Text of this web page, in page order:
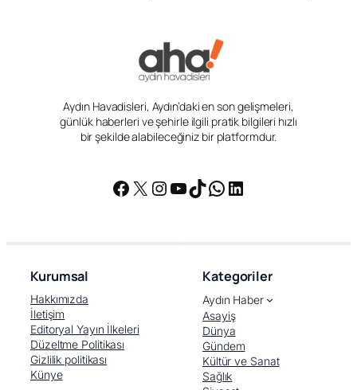
Aydın Havadisleri, Aydın’daki en son gelişmeleri,
günlük haberleri ve şehirle ilgili pratik bilgileri hızlı
bir şekilde alabileceğiniz bir platformdur.
Facebook
X Instagram
YouTube
TikTok
WhatsApp
LinkedIn
Kurumsal
Hakkımızda
İletişim
Editoryal Yayın İlkeleri
Düzeltme Politikası
Gizlilik politikası
Künye
Kategoriler
Aydın Haber
Asayiş
Dünya
Gündem
Kültür ve Sanat
Sağlık